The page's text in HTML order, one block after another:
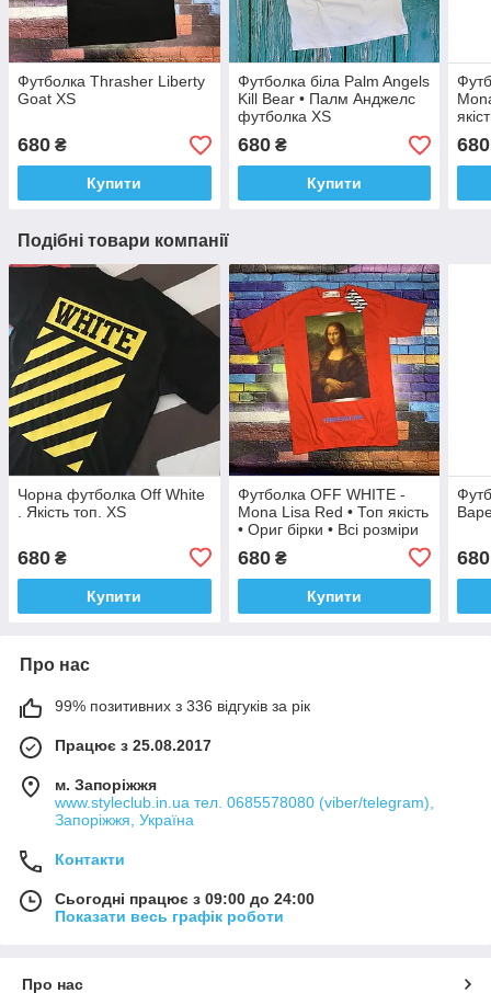
Футболка Thrasher Liberty
Goat XS
680 ₴
Купити
Футболка біла Palm Angels
Kill Bear • Палм Анджелс
футболка XS
680₴
Купити
680
Подібні товари компанії
Чорна футболка Off White
. Якість топ. XS
680 ₴
Купити
Футболка OFF WHITE -
Mona Lisa Red • Топ якість
• Ориг бірки • Всі розміри
680₴
Купити
680
Про нас
99% позитивних з 336 відгуків за рік
Працює з 25.08.2017
м. Запоріжжя
www.styleclub.in.ua тел. 0685578080 (viber/telegram),
Запоріжжя, Україна
Контакти
Сьогодні працює з 09:00 до 24:00
Показати весь графік роботи
Про нас